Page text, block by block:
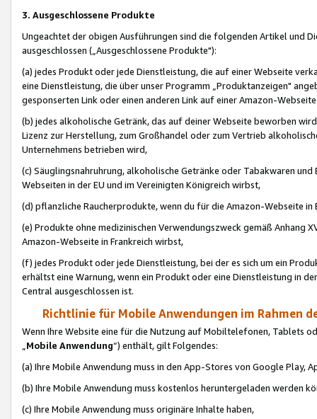
3. Ausgeschlossene Produkte
Ungeachtet der obigen Ausführungen sind die folgenden Artikel und
ausgeschlossen („Ausgeschlossene Produkte"):
(a) jedes Produkt oder jede Dienstleistung, die auf einer Webseite
eine Dienstleistung, die über unser Programm „Produktanzeigen"
gesponserten Link oder einen anderen Link auf einer Amazon-
(b) jedes alkoholische Getränk, das auf deiner Webseite beworben
Lizenz zur Herstellung, zum Großhandel oder zum Vertrieb
Unternehmens betrieben wird,
(c) Säuglingsnahruhrung, alkoholische Getränke oder Tabakwaren
Webseiten in der EU und im Vereinigten Königreich wirbst,
(d) pflanzliche Raucherprodukte, wenn du für die Amazon-Webseite in
(e) Produkte ohne medizinischen Verwendungszweck gemäß Anhang
Amazon-Webseite in Frankreich wirbst,
(f) jedes Produkt oder jede Dienstleistung, bei der es sich um ein
erhältst eine Warnung, wenn ein Produkt oder eine Dienstleistung in
Central ausgeschlossen ist.
Richtlinie für Mobile Anwendungen im Rahmen
Wenn Ihre Website eine für die Nutzung auf Mobiltelefonen, Tablets
„Mobile Anwendung“) enthält, gilt Folgendes:
(a) Ihre Mobile Anwendung muss in den App-Stores von Google Play,
(b) Ihre Mobile Anwendung muss kostenlos heruntergeladen werden
(c) Ihre Mobile Anwendung muss originäre Inhalte haben,